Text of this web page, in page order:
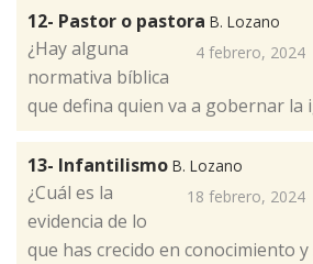
12- Pastor o pastora B. Lozano
4 febrero, 2024
¿Hay alguna
normativa bíblica
que defina quien va a gobernar la
13- Infantilismo B. Lozano
18 febrero, 2024
¿Cuál es la
evidencia de lo
que has crecido en conocimiento